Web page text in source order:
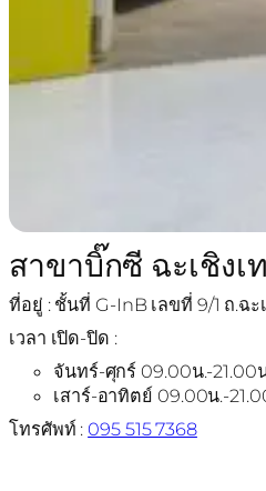
สาขาบิ๊กซี ฉะเชิงเ
ที่อยู่ : ชั้นที่ G-InB เลขที่ 9/1 ถ.ฉะ
เวลา เปิด-ปิด :
จันทร์-ศุกร์ 09.00น.-21.00
เสาร์-อาทิตย์ 09.00น.-
โทรศัพท์ : 095 515 7368